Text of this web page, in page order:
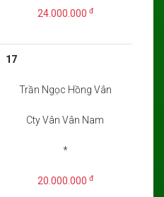
24.000.000 đ
17
Trần Ngọc Hồng Vân
Cty Vân Vân Nam
*
20.000.000 đ